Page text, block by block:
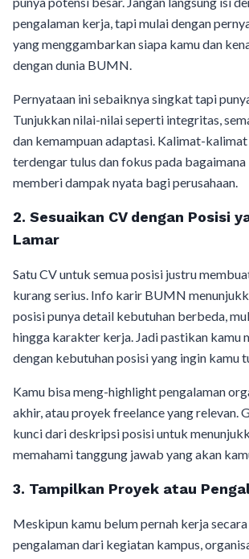
pengalaman kerja, tapi mulai dengan
yang menggambarkan siapa kamu dan
dengan dunia BUMN.
Pernyataan ini sebaiknya singkat tapi
Tunjukkan nilai-nilai seperti integritas,
dan kemampuan adaptasi. Kalimat-kalimat
terdengar tulus dan fokus pada
memberi dampak nyata bagi perusahaan.
2. Sesuaikan CV dengan Posisi
Lamar
Satu CV untuk semua posisi justru
kurang serius. Info karir BUMN
posisi punya detail kebutuhan berbeda,
hingga karakter kerja. Jadi pastikan kamu
dengan kebutuhan posisi yang ingin kamu
Kamu bisa meng-highlight pengalaman
akhir, atau proyek freelance yang relevan.
kunci dari deskripsi posisi untuk
memahami tanggung jawab yang akan
3. Tampilkan Proyek atau
Meskipun kamu belum pernah kerja
pengalaman dari kegiatan kampus,